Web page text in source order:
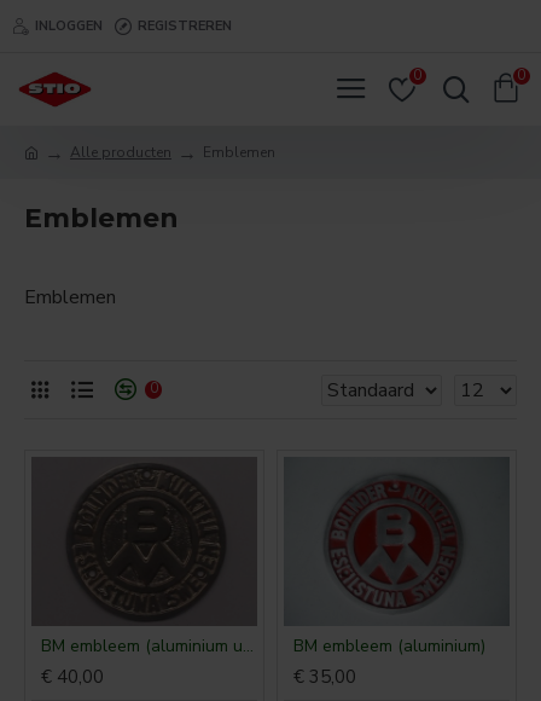
INLOGGEN REGISTREREN
0 0
Alle producten Emblemen
Emblemen
Emblemen
0
BM embleem (aluminium uitvoering)
€ 40,00
BM embleem (aluminium)
€ 35,00